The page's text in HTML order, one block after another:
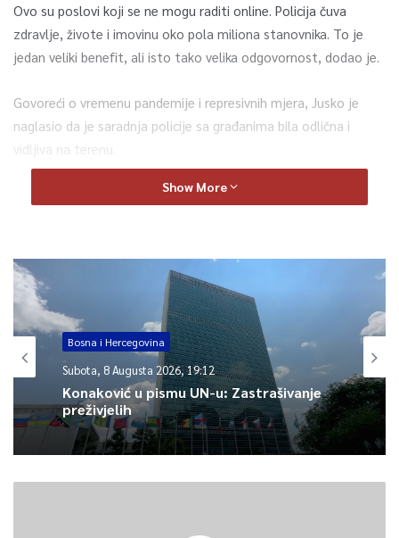
Ovo su poslovi koji se ne mogu raditi online. Policija čuva
zdravlje, živote i imovinu oko pola miliona stanovnika. To je
jedan veliki benefit, ali isto tako velika odgovornost, dodao je.
Govoreći o vremenu pandemije i represivnih mjera, Jusko je
naglasio da je saradnja policije sa građanima bila odlična i
vidljiva na terenu.
Evidentno je da je popuštanje mjera discipline i
iznova na njih da poštujemo mjere.
Kako bi izbjegli set novih restrikcija, jer ukoliko se to desi,
građanima bi teže palo, nego prvi put, kazao je Jusko.
Pogledajte kompletan razgovor
5
Article Rating
Show More
Bosna i Hercegovina
Subota, 8 Augusta 2026, 19:12
Konaković u pismu UN-u: Zastrašivanje
preživjelih